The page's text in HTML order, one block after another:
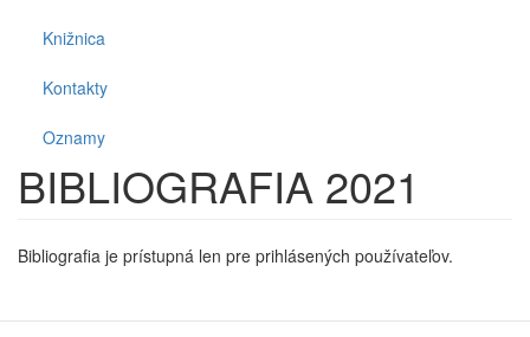
Knižnica
Kontakty
Oznamy
BIBLIOGRAFIA 2021
Bibliografia je prístupná len pre prihlásených používateľov.